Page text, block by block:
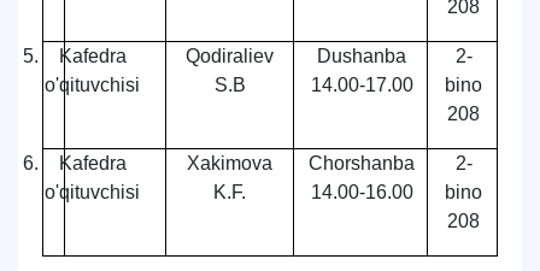
208
5.
Kafedra
o'qituvchisi
Qodiraliev
S.B
Dushanba
14.00-17.00
2-
bino
208
6.
Kafedra
o'qituvchisi
Xakimova
K.F.
Chorshanba
14.00-16.00
2-
bino
208